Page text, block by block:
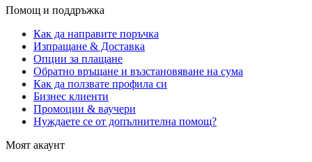
Помощ и поддръжка
Как да направите поръчка
Изпращане & Доставка
Опции за плащане
Обратно връщане и възстановяване на сума
Как да ползвате профила си
Бизнес клиенти
Промоции & ваучери
Нуждаете се от допълнителна помощ?
Моят акаунт